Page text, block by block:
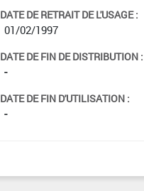
DATE DE RETRAIT DE L'USAGE :
01/02/1997
DATE DE FIN DE DISTRIBUTION :
-
DATE DE FIN D'UTILISATION :
-